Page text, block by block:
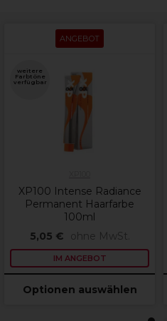
ANGEBOT
weitere
Farbtöne
verfügbar
XP100 Intense Radiance
Permanent Haarfarbe
100ml
5,05 €
ohne MwSt.
IM ANGEBOT
Optionen auswählen